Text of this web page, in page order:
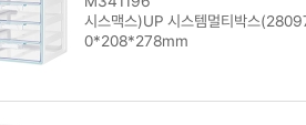
시스맥스)UP 시스템멀티박스
0*208*278mm